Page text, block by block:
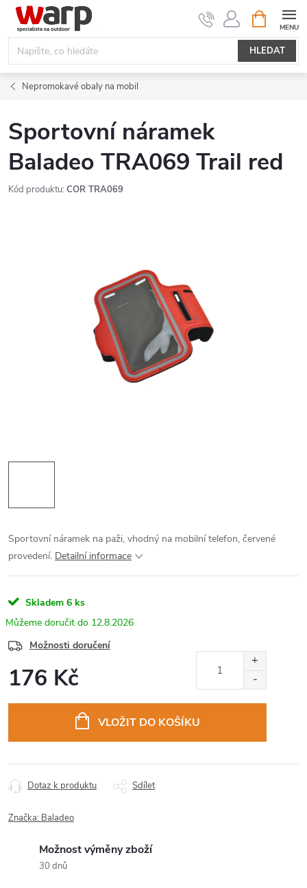
Přejít
obsah
HLEDAT
NÁKUPNÍ
KOŠÍK
Nepromokavé obaly na mobil
Sportovní náramek
Baladeo TRA069 Trail red
Kód produktu: COR TRA069
Sportovní náramek na paži, vhodný na mobilní telefon, červené
provedení. Detailní informace
Skladem 6 ks
12.8.2026
Možnosti doručení
176 Kč
VLOŽIT DO KOŠÍKU
Dotaz k produktu Sdílet
Značka: Baladeo
Možnost výměny zboží
30 dnů